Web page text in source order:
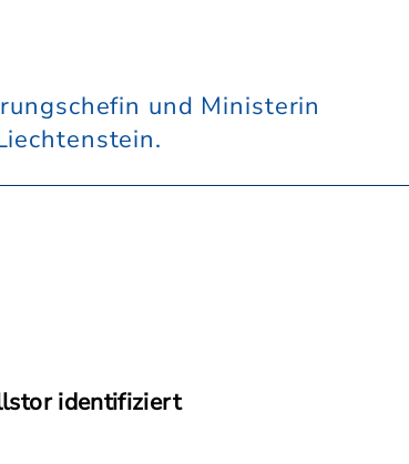
und Ministerin
identifiziert